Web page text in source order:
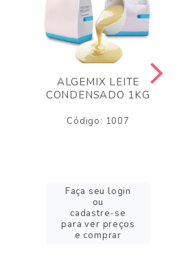
ALGEMIX LEITE
CONDENSADO 1KG
Código: 1007
Faça seu login
ou
cadastre-se
para ver preços
e comprar